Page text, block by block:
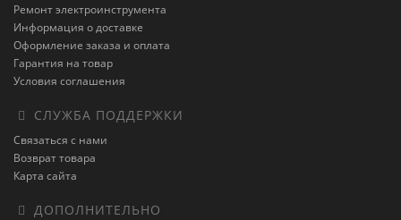
Ремонт электроинструмента
Информация о доставке
Оформление заказа и оплата
Гарантия на товар
Условия соглашения
СЛУЖБА ПОДДЕРЖКИ
Связаться с нами
Возврат товара
Карта сайта
ДОПОЛНИТЕЛЬНО